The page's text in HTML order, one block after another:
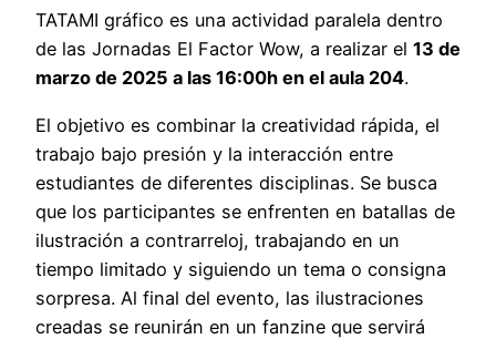
TATAMI gráfico es una actividad paralela dentro
de las Jornadas El Factor Wow, a realizar el 13 de
marzo de 2025 a las 16:00h en el aula 204.
El objetivo es combinar la creatividad rápida, el
trabajo bajo presión y la interacción entre
estudiantes de diferentes disciplinas. Se busca
que los participantes se enfrenten en batallas de
ilustración a contrarreloj, trabajando en un
tiempo limitado y siguiendo un tema o consigna
sorpresa. Al final del evento, las ilustraciones
creadas se reunirán en un fanzine que servirá